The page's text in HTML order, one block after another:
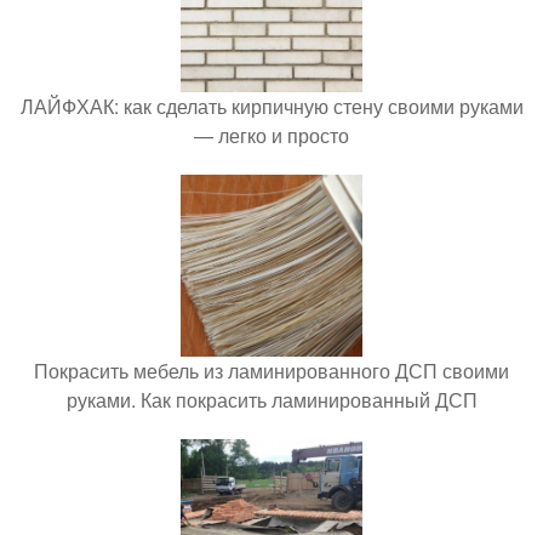
ЛАЙФХАК: как сделать кирпичную стену своими руками
— легко и просто
Покрасить мебель из ламинированного ДСП своими
руками. Как покрасить ламинированный ДСП